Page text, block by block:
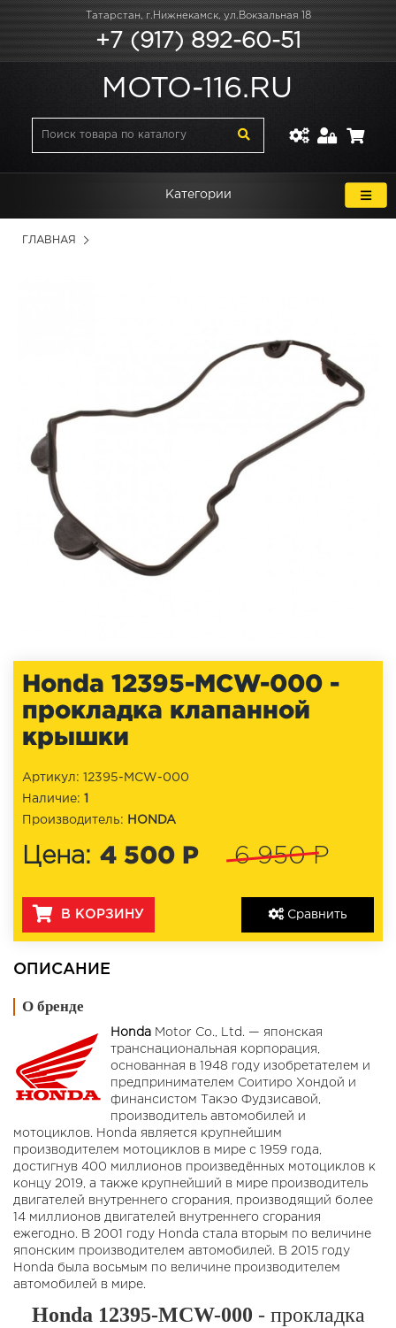
Татарстан, г.Нижнекамск, ул.Вокзальная 18
+7 (917) 892-60-51
MOTO-116.RU
Категории
ГЛАВНАЯ
Honda 12395-MCW-000 -
прокладка клапанной
крышки
Сравнить
Артикул: 12395-MCW-000
Наличие: 1
Производитель:
HONDA
Цена: 4 500 Р 6 950 Р
В КОРЗИНУ
ОПИСАНИЕ
О бренде
Honda Motor Co., Ltd. — японская
транснациональная корпорация,
основанная в 1948 году изобретателем и
предпринимателем Соитиро Хондой и
финансистом Такэо Фудзисавой,
производитель автомобилей и
мотоциклов. Honda является крупнейшим
производителем мотоциклов в мире с 1959 года,
достигнув 400 миллионов произведённых мотоциклов к
концу 2019, а также крупнейший в мире производитель
двигателей внутреннего сгорания, производящий более
14 миллионов двигателей внутреннего сгорания
ежегодно. В 2001 году Honda стала вторым по величине
японским производителем автомобилей. В 2015 году
Honda была восьмым по величине производителем
автомобилей в мире.
Honda 12395-MCW-000 - прокладка